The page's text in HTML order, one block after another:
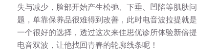
失与减少，脸部开始产生松弛、下垂、凹陷等肌肤问
题，单靠保养品很难得到改善，此时电音波拉提就是
一个很好的选择，透过这次来佳思优诊所体验新倍提
电音双波，让他找回青春的轮廓线条呢！